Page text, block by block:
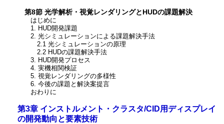
第8節 光学解析・視覚レンダリングとHUDの課題解決
はじめに
1. HUD開発課題
2. 光シミュレーションによる課題解決手法
2.1 光シミュレーションの原理
2.2 HUDの課題解決手法
3. HUD開発プロセス
4. 実機相関検証
5. 視覚レンダリングの多様性
6. 今後の課題と解決案提言
おわりに
第3章 インストルメント・クラスタ/CID用ディスプレイ
の開発動向と要素技術